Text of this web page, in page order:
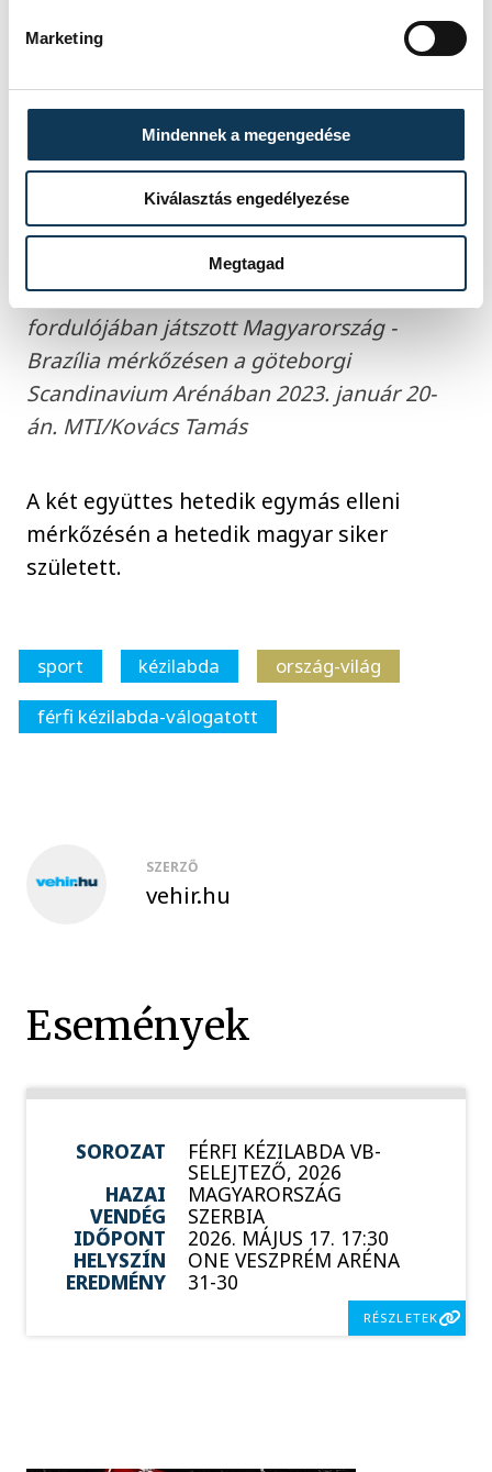
Marketing
Mindennek a megengedése
Kiválasztás engedélyezése
Megtagad
Bodó Richárd (k), valamint a brazil Thiagus
Petrus (b) és Gustavo Rodrigues a férfi
kézilabda olimpiai kvalifikációs
világbajnokság középdöntőjének 2.
fordulójában játszott Magyarország -
Brazília mérkőzésen a göteborgi
Scandinavium Arénában 2023. január 20-
án. MTI/Kovács Tamás
A két együttes hetedik egymás elleni
mérkőzésén a hetedik magyar siker
született.
sport kézilabda
ország-világ
férfi kézilabda-válogatott
SZERZŐ
vehir.hu
Események
SOROZAT FÉRFI KÉZILABDA VB-
SELEJTEZŐ, 2026
HAZAI
MAGYARORSZÁG
VENDÉG
SZERBIA
IDŐPONT
2026. MÁJUS 17. 17:30
HELYSZÍN
ONE VESZPRÉM ARÉNA
EREDMÉNY
31-30
RÉSZLETEK